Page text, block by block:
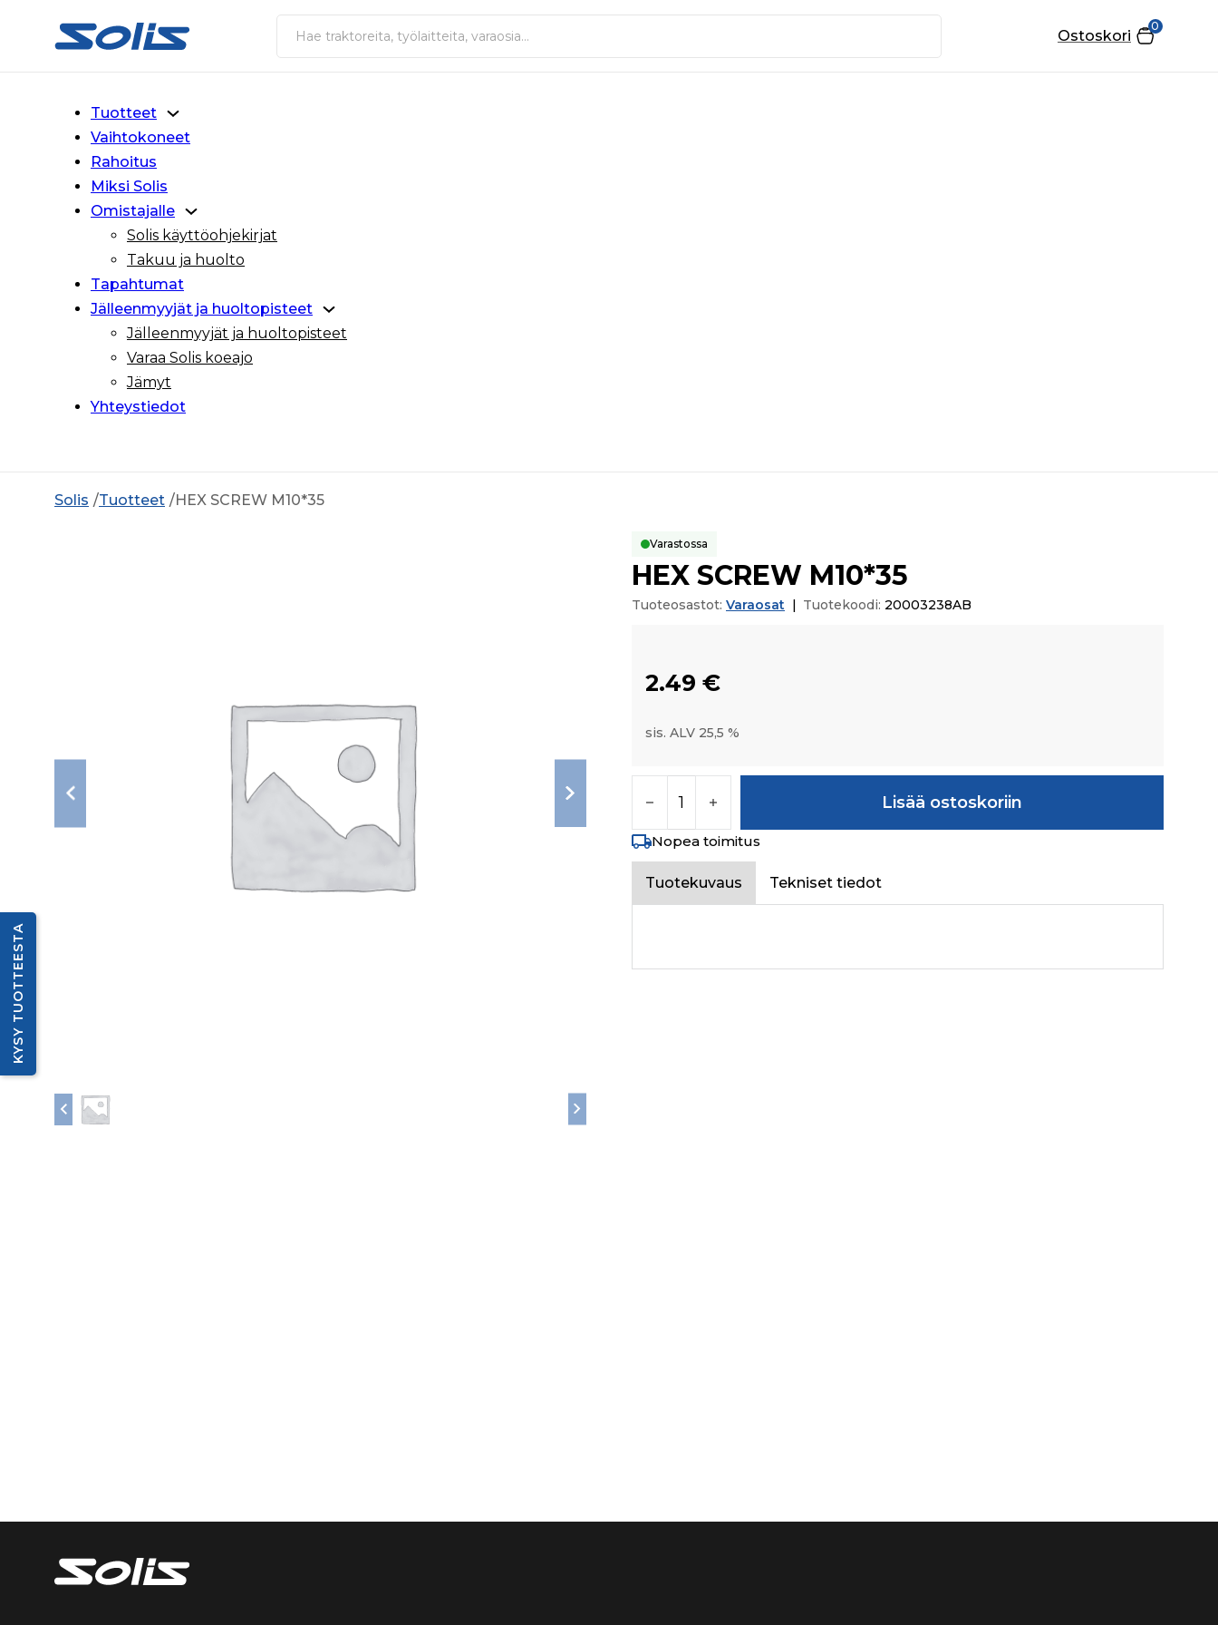
Siirry pääsisältöön
Siirry alatunnisteeseen
Haku
0
Ostoskori
Tuotteet
Vaihtokoneet
Rahoitus
Miksi Solis
Omistajalle
Solis käyttöohjekirjat
Takuu ja huolto
Tapahtumat
Jälleenmyyjät ja huoltopisteet
Jälleenmyyjät ja huoltopisteet
Varaa Solis koeajo
Jämyt
Yhteystiedot
Solis Tuotteet HEX SCREW M10*35
Varastossa
HEX SCREW M10*35
Tuoteosastot: Varaosat | Tuotekoodi: 20003238AB
2.49 €
sis. ALV 25,5 %
Lisää ostoskoriin
Nopea toimitus
Tuotekuvaus Tekniset tiedot
KYSY TUOTTEESTA